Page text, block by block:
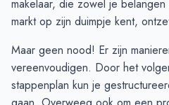
Januari
8
9
Maart
7
8
April
6
4
Mei
4
4
makelaar, die zowel je
markt op zijn duimpje kent,
Maar geen nood! Er zijn
vereenvoudigen. Door het
stappenplan kun je